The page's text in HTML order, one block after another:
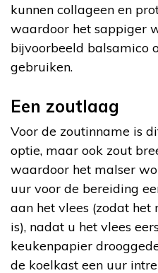
kunnen collageen en
waardoor het sappiger
bijvoorbeeld balsamico
gebruiken.
Een zoutlaag
Voor de zoutinname is
optie, maar ook zout
waardoor het malser
uur voor de bereiding
aan het vlees (zodat
is), nadat u het vlees
keukenpapier
de koelkast een uur